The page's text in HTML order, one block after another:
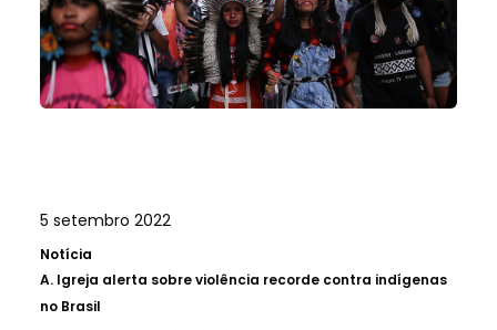
5 setembro 2022
Notícia
A. Igreja alerta sobre violência recorde contra indígenas
no Brasil